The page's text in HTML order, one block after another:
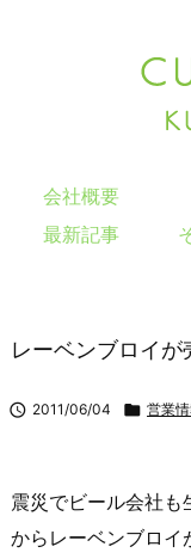
会社概要
最新記事
レーベンブロイが
 2011/06/04  営業
震災でビール会社も
からレーベンブロイ